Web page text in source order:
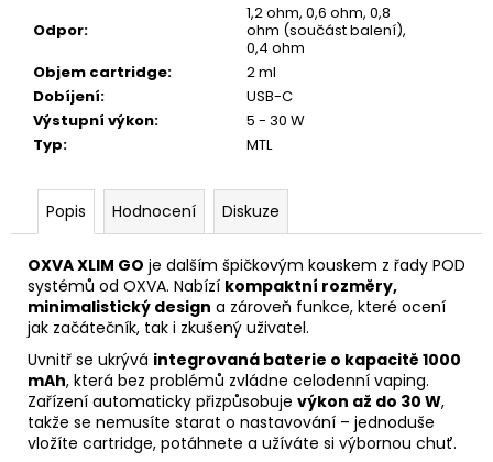
Odpor:
1,2 ohm, 0,6 ohm, 0,8
ohm (součást balení),
0,4 ohm
Objem cartridge:
2 ml
Dobíjení:
USB-C
Výstupní výkon:
5 - 30 W
Typ: MTL
Popis Hodnocení Diskuze
OXVA XLIM GO je dalším špičkovým kouskem z řady POD
systémů od OXVA. Nabízí kompaktní rozměry,
minimalistický design a zároveň funkce, které ocení
jak začátečník, tak i zkušený uživatel.
Uvnitř se ukrývá integrovaná baterie o kapacitě 1000
mAh, která bez problémů zvládne celodenní vaping.
Zařízení automaticky přizpůsobuje výkon až do 30 W,
takže se nemusíte starat o nastavování – jednoduše
vložíte cartridge, potáhnete a užíváte si výbornou chuť.